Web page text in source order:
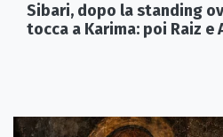
Sibari, dopo la standing
tocca a Karima: poi Raiz e